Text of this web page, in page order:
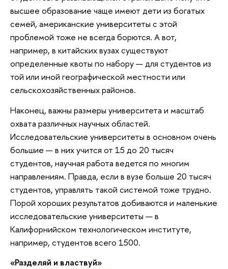
высшее образование чаще имеют дети из богатых
семей, американские университеты с этой
проблемой тоже не всегда борются. А вот,
например, в китайских вузах существуют
определенные квоты по набору — для студентов из
той или иной географической местности или
сельскохозяйственных районов.
Наконец, важны размеры университета и масштаб
охвата различных научных областей.
Исследовательские университеты в основном очень
большие — в них учится от 15 до 20 тысяч
студентов, научная работа ведется по многим
направлениям. Правда, если в вузе больше 20 тысяч
студентов, управлять такой системой тоже трудно.
Порой хороших результатов добиваются и маленькие
исследовательские университеты — в
Калифорнийском технологическом институте,
например, студентов всего 1500.
«Разделяй и властвуй»